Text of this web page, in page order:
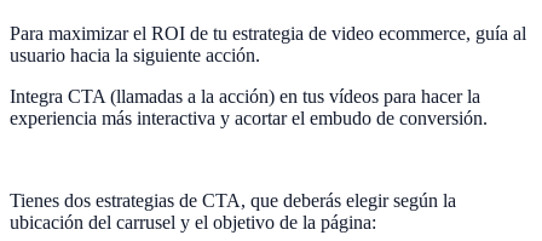
Para maximizar el ROI de tu estrategia de video ecommerce, guía al
usuario hacia la siguiente acción.
Integra CTA (llamadas a la acción) en tus vídeos para hacer la
experiencia más interactiva y acortar el embudo de conversión.
Tienes dos estrategias de CTA, que deberás elegir según la
ubicación del carrusel y el objetivo de la página: